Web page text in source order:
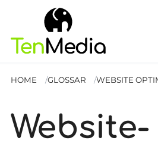
HOME GLOSSAR WEBSITE
Website-